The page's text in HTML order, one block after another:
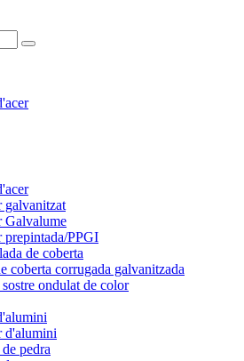
galvanitzat
Galvalume
prepintada/PPGI
de coberta
coberta corrugada galvanitzada
ondulat de color
d'alumini
pedra